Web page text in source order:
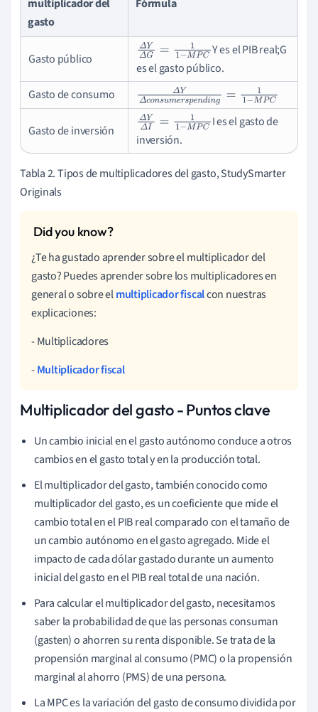
multiplicador del
gasto
Fórmula
Gasto público ΔYΔG=1 1-MPC
Y es el PIB real;G
es el gasto público.
Gasto de consumo
ΔYΔconsumerspen din g=11-
MPC
Gasto de inversión
ΔYΔI =11 -MPC
I es el gasto de
inversión.
Tabla 2. Tipos de multiplicadores del gasto, StudySmarter
Originals
¿Te ha gustado aprender sobre el multiplicador del
gasto? Puedes aprender sobre los multiplicadores en
general o sobre elmultiplicador fiscalcon nuestras
explicaciones:
- Multiplicadores
-Multiplicador fiscal
Multiplicador del gasto - Puntos clave
Un cambio inicial en el gasto autónomo conduce a otros
cambios en el gasto total y en la producción total.
El multiplicador del gasto, también conocido como
multiplicador del gasto, es un coeficiente que mide el
cambio total en el PIB real comparado con el tamaño de
un cambio autónomo en el gasto agregado. Mide el
impacto de cada dólar gastado durante un aumento
inicial del gasto en el PIB real total de una nación.
Para calcular el multiplicador del gasto, necesitamos
saber la probabilidad de que las personas consuman
(gasten) o ahorren su renta disponible. Se trata de la
propensión marginal al consumo (PMC) o la propensión
marginal al ahorro (PMS) de una persona.
La MPC es la variación del gasto de consumo dividida por